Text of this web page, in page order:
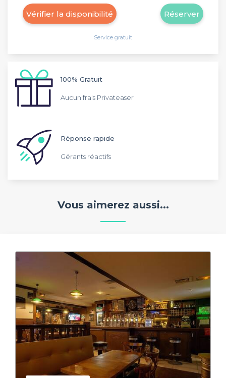
Réserver
Vérifier la disponibilité
Service gratuit
100% Gratuit
Aucun frais Privateaser
Réponse rapide
Gérants réactifs
Vous aimerez aussi...